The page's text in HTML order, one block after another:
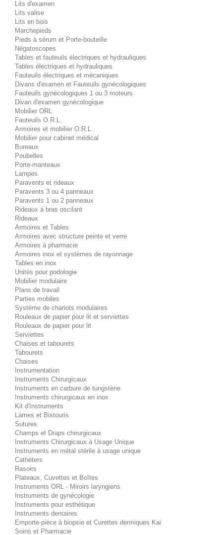
Lits d'examen
Lits valise
Lits en bois
Marchepieds
Pieds à sérum et Porte-bouteille
Négatoscopes
Tables et fauteuils électriques et hydrauliques
Tables électriques et hydrauliques
Fauteuils électriques et mécaniques
Divans d'examen et Fauteuils gynécologiques
Fauteuils gynécologiques 1 ou 3 moteurs
Divan d'examen gynécologique
Mobilier ORL
Fauteuils O.R.L.
Armoires et mobilier O.R.L.
Mobilier pour cabinet médical
Bureaux
Poubelles
Porte-manteaux
Lampes
Paravents et rideaux
Paravents 3 ou 4 panneaux
Paravents 1 ou 2 panneaux
Rideaux à bras oscilant
Rideaux
Armoires et Tables
Armoires avec structure peinte et verre
Armoires à pharmacie
Armoires inox et systèmes de rayonnage
Tables en inox
Unités pour podologie
Mobilier modulaire
Plans de travail
Parties mobiles
Système de chariots modulaires
Rouleaux de papier pour lit et serviettes
Rouleaux de papier pour lit
Serviettes
Chaises et tabourets
Tabourets
Chaises
Instrumentation
Instruments Chirurgicaux
Instruments en carbure de tungstène
Instruments chirurgicaux en inox
Kit d'Instruments
Lames et Bistouris
Sutures
Champs et Draps chirurgicaux
Instruments Chirurgicaux à Usage Unique
Instruments en métal stérile à usage unique
Cathéters
Rasoirs
Plateaux, Cuvettes et Boîtes
Instruments ORL - Miroirs laryngiens
Instruments de gynécologie
Instruments pour esthétique
Instruments dentaires
Emporte-pièce à biopsie et Curettes dermiques Kai
Soins et Pharmacie